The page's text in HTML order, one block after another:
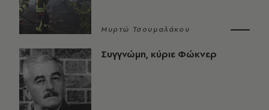
Μυρτώ Τσουμαλάκου
Συγγνώμη, κύριε Φώκνερ